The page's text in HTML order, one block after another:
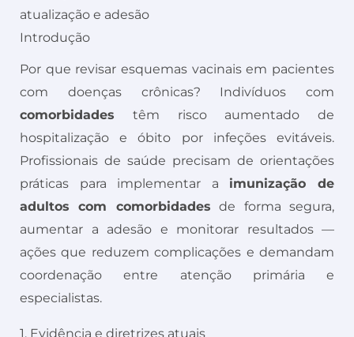
atualização e adesão
Introdução
Por que revisar esquemas vacinais em pacientes
com doenças crônicas? Indivíduos com
comorbidades têm risco aumentado de
hospitalização e óbito por infeções evitáveis.
Profissionais de saúde precisam de orientações
práticas para implementar a imunização de
adultos com comorbidades de forma segura,
aumentar a adesão e monitorar resultados —
ações que reduzem complicações e demandam
coordenação entre atenção primária e
especialistas.
1. Evidência e diretrizes atuais